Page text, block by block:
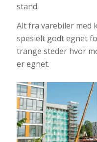
stand.
Alt fra varebiler med
spesielt godt egnet
trange steder hvor
er egnet.